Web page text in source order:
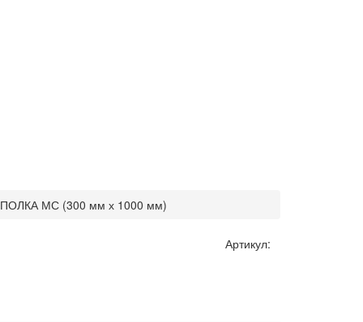
ПОЛКА МС (300 мм х 1000 мм)
Артикул: